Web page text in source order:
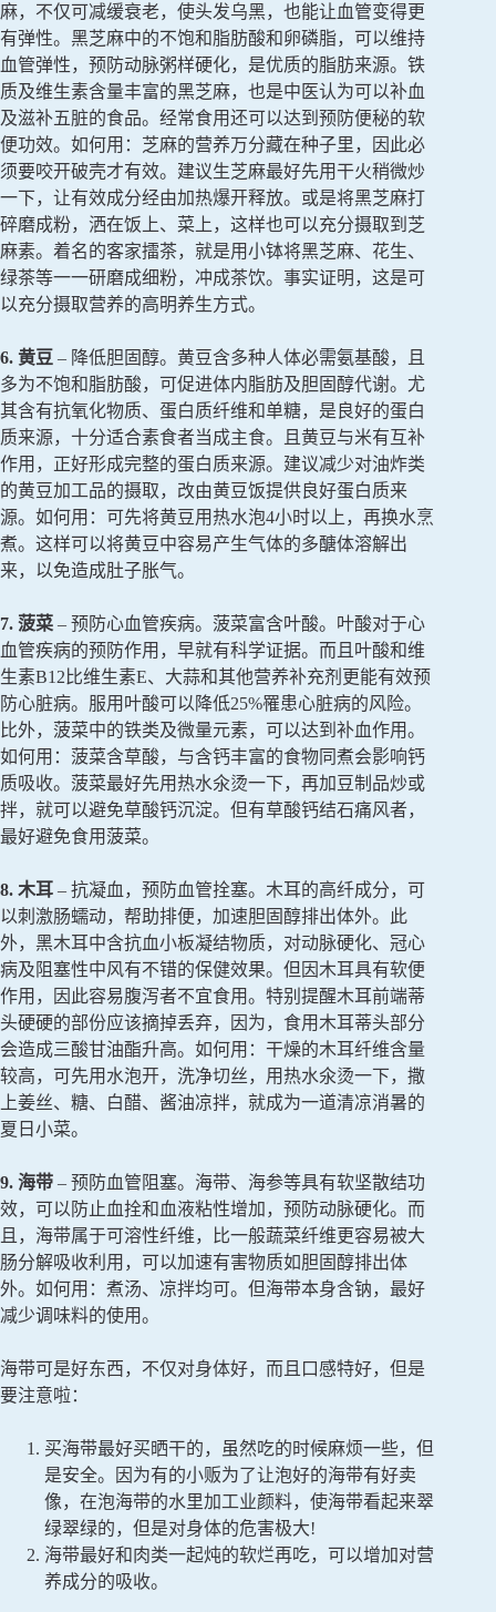
麻，不仅可减缓衰老，使头发乌黑，也能让血管变得更
有弹性。黑芝麻中的不饱和脂肪酸和卵磷脂，可以维持
血管弹性，预防动脉粥样硬化，是优质的脂肪来源。铁
质及维生素含量丰富的黑芝麻，也是中医认为可以补血
及滋补五脏的食品。经常食用还可以达到预防便秘的软
便功效。如何用：芝麻的营养万分藏在种子里，因此必
须要咬开破壳才有效。建议生芝麻最好先用干火稍微炒
一下，让有效成分经由加热爆开释放。或是将黑芝麻打
碎磨成粉，洒在饭上、菜上，这样也可以充分摄取到芝
麻素。着名的客家擂茶，就是用小钵将黑芝麻、花生、
绿茶等一一研磨成细粉，冲成茶饮。事实证明，这是可
以充分摄取营养的高明养生方式。
6. 黄豆 – 降低胆固醇。黄豆含多种人体必需氨基酸，且
多为不饱和脂肪酸，可促进体内脂肪及胆固醇代谢。尤
其含有抗氧化物质、蛋白质纤维和单糖，是良好的蛋白
质来源，十分适合素食者当成主食。且黄豆与米有互补
作用，正好形成完整的蛋白质来源。建议减少对油炸类
的黄豆加工品的摄取，改由黄豆饭提供良好蛋白质来
源。如何用：可先将黄豆用热水泡4小时以上，再换水烹
煮。这样可以将黄豆中容易产生气体的多醣体溶解出
来，以免造成肚子胀气。
7. 菠菜 – 预防心血管疾病。菠菜富含叶酸。叶酸对于心
血管疾病的预防作用，早就有科学证据。而且叶酸和维
生素B12比维生素E、大蒜和其他营养补充剂更能有效预
防心脏病。服用叶酸可以降低25%罹患心脏病的风险。
比外，菠菜中的铁类及微量元素，可以达到补血作用。
如何用：菠菜含草酸，与含钙丰富的食物同煮会影响钙
质吸收。菠菜最好先用热水氽烫一下，再加豆制品炒或
拌，就可以避免草酸钙沉淀。但有草酸钙结石痛风者，
最好避免食用菠菜。
8. 木耳 – 抗凝血，预防血管拴塞。木耳的高纤成分，可
以刺激肠蠕动，帮助排便，加速胆固醇排出体外。此
外，黑木耳中含抗血小板凝结物质，对动脉硬化、冠心
病及阻塞性中风有不错的保健效果。但因木耳具有软便
作用，因此容易腹泻者不宜食用。特别提醒木耳前端蒂
头硬硬的部份应该摘掉丢弃，因为，食用木耳蒂头部分
会造成三酸甘油酯升高。如何用：干燥的木耳纤维含量
较高，可先用水泡开，洗净切丝，用热水氽烫一下，撒
上姜丝、糖、白醋、酱油凉拌，就成为一道清凉消暑的
夏日小菜。
9. 海带 – 预防血管阻塞。海带、海参等具有软坚散结功
效，可以防止血拴和血液粘性增加，预防动脉硬化。而
且，海带属于可溶性纤维，比一般蔬菜纤维更容易被大
肠分解吸收利用，可以加速有害物质如胆固醇排出体
外。如何用：煮汤、凉拌均可。但海带本身含钠，最好
减少调味料的使用。
海带可是好东西，不仅对身体好，而且口感特好，但是
要注意啦：
买海带最好买晒干的，虽然吃的时候麻烦一些，但
是安全。因为有的小贩为了让泡好的海带有好卖
像，在泡海带的水里加工业颜料，使海带看起来翠
绿翠绿的，但是对身体的危害极大!
海带最好和肉类一起炖的软烂再吃，可以增加对营
养成分的吸收。